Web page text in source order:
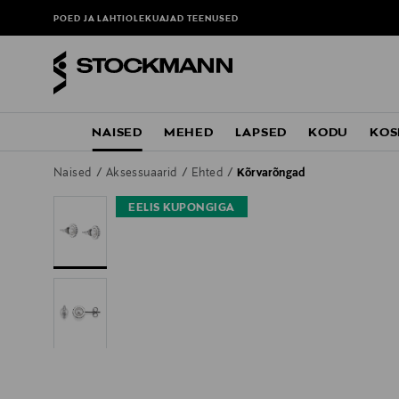
POED JA LAHTIOLEKUAJADTEENUSED
NAISED MEHED LAPSED KODU
Naised Aksessuaarid Ehted Kõrvarõngad
EELIS KUPONGIGA